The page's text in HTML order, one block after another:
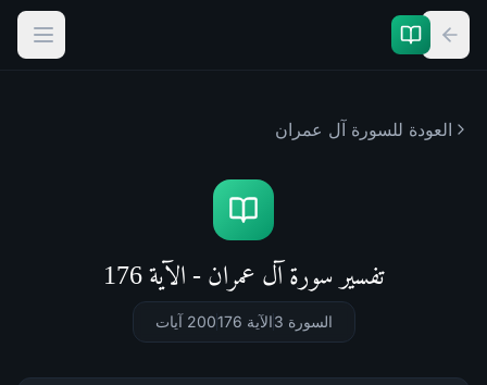
العودة للسورة آل عمران
تفسير سورة آل عمران - الآية 176
السورة 3 الآية 176 200 آيات